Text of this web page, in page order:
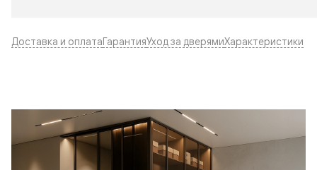
Доставка и оплатаГарантияУход за дверямиХарактеристики